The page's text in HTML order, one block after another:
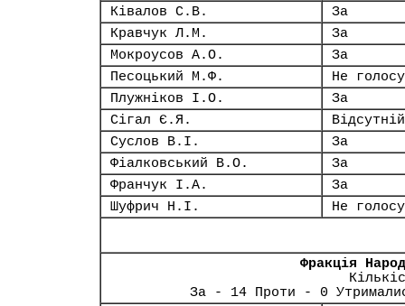
Ківалов С.В.
За
Кравчук Л.М.
За
Мокроусов А.О.
За
Песоцький М.Ф.
Не
Плужніков І.О.
За
Сігал Є.Я.
Відсутній
Суслов В.І.
За
Фіалковський В.О.
За
Франчук І.А.
За
Шуфрич Н.І.
Не
Фракція
За - 14 Проти - 0